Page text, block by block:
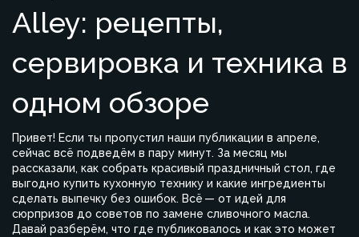
Alley: рецепты,
сервировка и техника в
одном обзоре
Привет! Если ты пропустил наши публикации в апреле,
сейчас всё подведём в пару минут. За месяц мы
рассказали, как собрать красивый праздничный стол, где
выгодно купить кухонную технику и какие ингредиенты
сделать выпечку без ошибок. Всё — от идей для
сюрпризов до советов по замене сливочного масла.
Давай разберём, что где публиковалось и как это может